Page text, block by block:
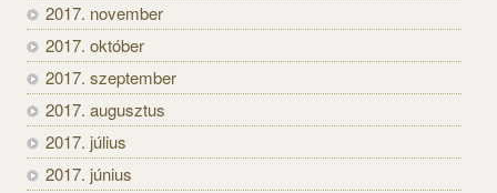
2017. november
2017. október
2017. szeptember
2017. augusztus
2017. július
2017. június